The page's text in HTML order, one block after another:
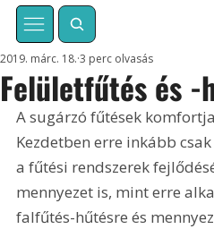
Felületfűtés és -
2019. márc. 18. 3 perc olvasás
A sugárzó fűtések
Kezdetben erre inkább
a fűtési rendszerek
mennyezet is, mint erre
falfűtés-hűtésre és